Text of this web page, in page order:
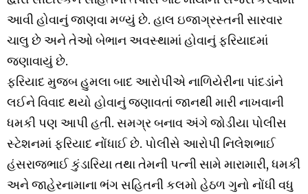
આવી હોવાનું જાણવા મળ્યું છે. હાલ ઇજાગ્રસ્તની સારવાર
ચાલુ છે અને તેઓ બેભાન અવસ્થામાં હોવાનું ફરિયાદમાં
જણાવાયું છે.
ફરિયાદ મુજબ હુમલા બાદ આરોપીએ નાળિયેરીના પાંદડાંને
લઈને વિવાદ થયો હોવાનું જણાવતાં જાનથી મારી નાખવાની
ધમકી પણ આપી હતી. સમગ્ર બનાવ અંગે જોડીયા પોલીસ
સ્ટેશનમાં ફરિયાદ નોંધાઈ છે. પોલીસે આરોપી નિલેશભાઈ
હંસરાજભાઈ કુંડારિયા તથા તેમની પત્ની સામે મારામારી, ધમકી
અને જાહેરનામાના ભંગ સહિતની કલમો હેઠળ ગુનો નોંધી વધુ